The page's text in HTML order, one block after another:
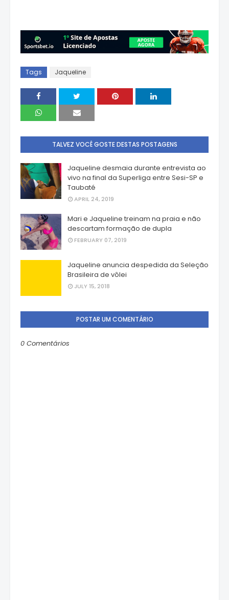
Tags Jaqueline
TALVEZ VOCÊ GOSTE DESTAS POSTAGENS
Jaqueline desmaia durante entrevista ao
vivo na final da Superliga entre Sesi-SP e
Taubaté
APRIL 24, 2019
Mari e Jaqueline treinam na praia e não
descartam formação de dupla
FEBRUARY 07, 2019
Jaqueline anuncia despedida da Seleção
Brasileira de vôlei
JULY 15, 2018
POSTAR UM COMENTÁRIO
0 Comentários